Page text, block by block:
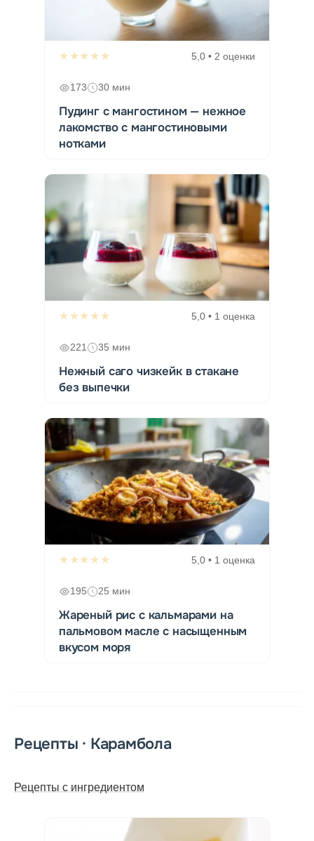
★★★★★ 5,0 • 2 оценки
173 30 мин
Пудинг с мангостином — нежное
лакомство с мангостиновыми
нотками
★★★★★ 5,0 • 1 оценка
221 35 мин
Нежный саго чизкейк в стакане
без выпечки
★★★★★ 5,0 • 1 оценка
195 25 мин
Жареный рис с кальмарами на
пальмовом масле с насыщенным
вкусом моря
Рецепты · Карамбола
Рецепты с ингредиентом